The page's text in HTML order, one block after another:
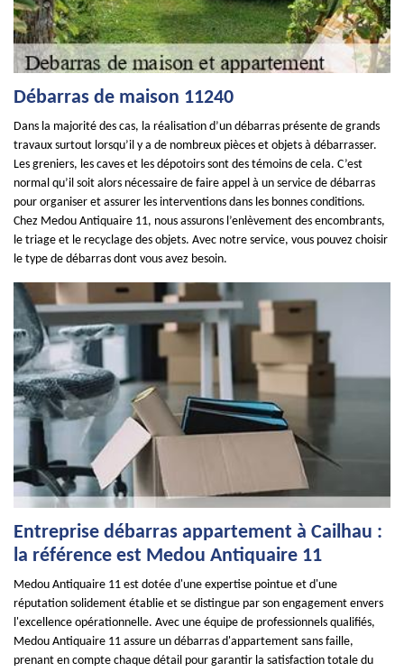
Débarras de maison 11240
Dans la majorité des cas, la réalisation d’un débarras présente de grands
travaux surtout lorsqu’il y a de nombreux pièces et objets à débarrasser.
Les greniers, les caves et les dépotoirs sont des témoins de cela. C’est
normal qu’il soit alors nécessaire de faire appel à un service de débarras
pour organiser et assurer les interventions dans les bonnes conditions.
Chez Medou Antiquaire 11, nous assurons l’enlèvement des encombrants,
le triage et le recyclage des objets. Avec notre service, vous pouvez choisir
le type de débarras dont vous avez besoin.
Entreprise débarras appartement à Cailhau :
la référence est Medou Antiquaire 11
Medou Antiquaire 11 est dotée d'une expertise pointue et d'une
réputation solidement établie et se distingue par son engagement envers
l'excellence opérationnelle. Avec une équipe de professionnels qualifiés,
Medou Antiquaire 11 assure un débarras d'appartement sans faille,
prenant en compte chaque détail pour garantir la satisfaction totale du